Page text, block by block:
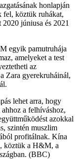
honlapján
fel, köztük ruhákat,
júniusa és 2021
egyik pamutruhája
amelyeket a test
az
Zara gyerekruháinál,
lehet arra, hogy
a felhíváshoz,
azokkal
szintén muszlim
profitálnak. Kína
köztük a H&M, a
(BBC)